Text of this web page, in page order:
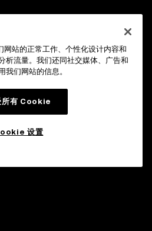
站的正常工作、个性化设计内容和
析流量。我们还同社交媒体、广告和
我们网站的信息。
所有 Cookie
设置